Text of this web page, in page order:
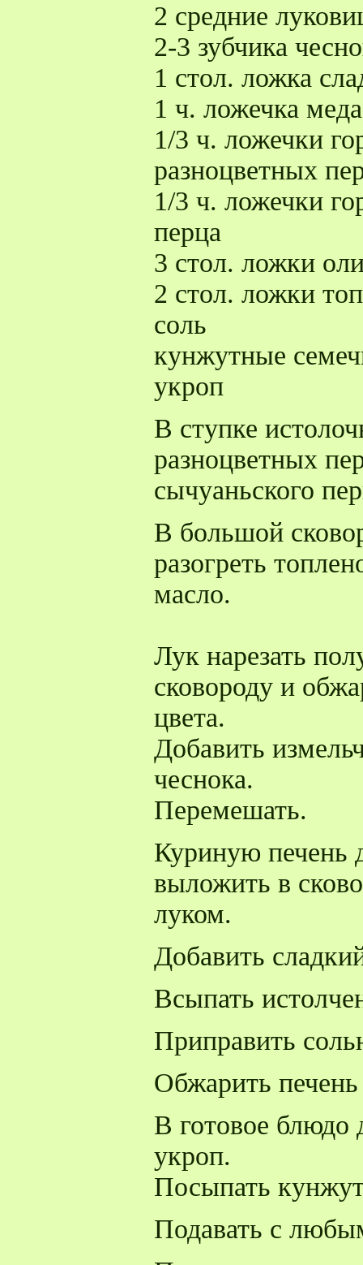
2 средние
2-3 зубчика
1 стол. ложка
1 ч. ложечка меда
1/3 ч. ложечки
разноцветных
1/3 ч. ложечки
перца
3 стол. ложки
2 стол. ложки
соль
кунжутные
укроп
В ступке
разноцветных
сычуаньского
В большой
разогреть
масло.
Лук нарезать
сковороду и
цвета.
Добавить
чеснока.
Перемешать.
Куриную печень
выложить в
луком.
Добавить
Всыпать
Приправить
Обжарить
В готовое блюдо
укроп.
Посыпать
Подавать с